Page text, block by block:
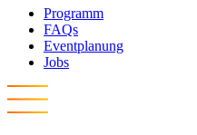
Programm
FAQs
Eventplanung
Jobs